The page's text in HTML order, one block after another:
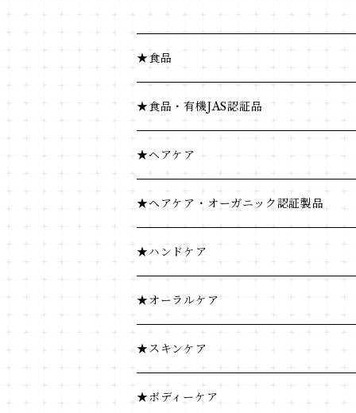
★食品
健康食品
米・小麦・シリアル
菓子類
穀物飲料・飲料
調味料
コーヒー・茶類
加工食品
★食品・有機JAS認証品
健康食品
米・小麦・シリアル
菓子類
穀物飲料・飲料
調味料
コーヒー・茶類
★ヘアケア
ヘナ
★ヘアケア・オーガニック認証製品
★ハンドケア
★オーラルケア
★スキンケア
★ボディーケア